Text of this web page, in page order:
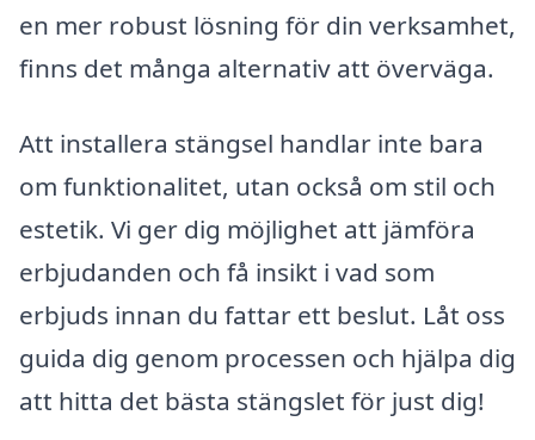
en mer robust lösning för din verksamhet,
finns det många alternativ att överväga.
Att installera stängsel handlar inte bara
om funktionalitet, utan också om stil och
estetik. Vi ger dig möjlighet att jämföra
erbjudanden och få insikt i vad som
erbjuds innan du fattar ett beslut. Låt oss
guida dig genom processen och hjälpa dig
att hitta det bästa stängslet för just dig!